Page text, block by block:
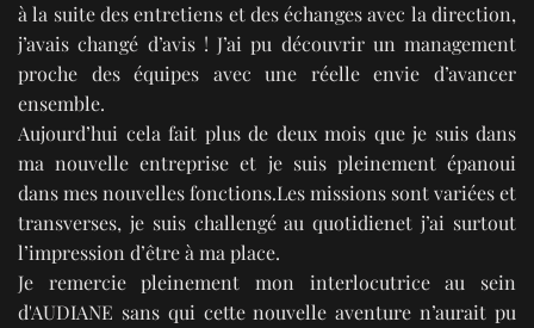
à la suite des entretiens et des échanges avec la direction,
j’avais changé d’avis ! J’ai pu découvrir un management
proche des équipes avec une réelle envie d’avancer
ensemble.
Aujourd’hui cela fait plus de deux mois que je suis dans
ma nouvelle entreprise et je suis pleinement épanoui
dans mes nouvelles fonctions.Les missions sont variées et
transverses, je suis challengé au quotidienet j’ai surtout
l’impression d’être à ma place.
Je remercie pleinement mon interlocutrice au sein
d'AUDIANE sans qui cette nouvelle aventure n’aurait pu